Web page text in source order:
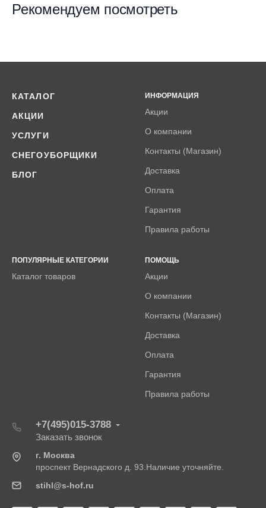
Рекомендуем посмотреть
КАТАЛОГ
АКЦИИ
УСЛУГИ
СНЕГОУБОРЩИКИ
БЛОГ
ИНФОРМАЦИЯ
Акции
О компании
Контакты (Магазин)
Доставка
Оплата
Гарантия
Правила работы
ПОПУЛЯРНЫЕ КАТЕГОРИИ
Каталог товаров
ПОМОЩЬ
Акции
О компании
Контакты (Магазин)
Доставка
Оплата
Гарантия
Правила работы
+7(495)015-3788
Заказать звонок
г. Москва
проспект Вернадского д. 93.Наличие уточняйте.
stihl@s-hof.ru